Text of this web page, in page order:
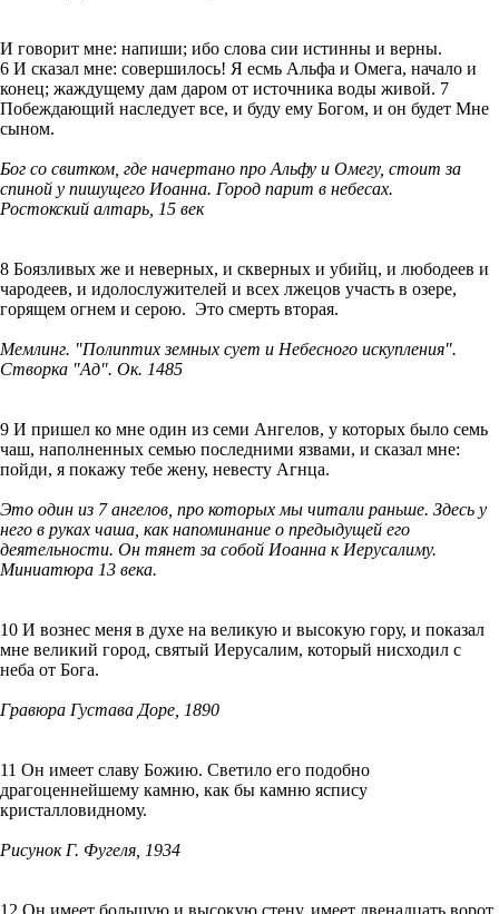
И говорит мне: напиши; ибо слова сии истинны и верны.
6 И сказал мне: совершилось! Я есмь Альфа и Омега, начало и
конец; жаждущему дам даром от источника воды живой. 7
Побеждающий наследует все, и буду ему Богом, и он будет Мне
сыном.
Бог со свитком, где начертано про Альфу и Омегу, стоит за
спиной у пишущего Иоанна. Город парит в небесах.
Ростокский алтарь, 15 век
8 Боязливых же и неверных, и скверных и убийц, и любодеев и
чародеев, и идолослужителей и всех лжецов участь в озере,
горящем огнем и серою. Это смерть вторая.
Мемлинг. "Полиптих земных сует и Небесного искупления".
Створка "Ад". Ок. 1485
9 И пришел ко мне один из семи Ангелов, у которых было семь
чаш, наполненных семью последними язвами, и сказал мне:
пойди, я покажу тебе жену, невесту Агнца.
Это один из 7 ангелов, про которых мы читали раньше. Здесь у
него в руках чаша, как напоминание о предыдущей его
деятельности. Он тянет за собой Иоанна к Иерусалиму.
Миниатюра 13 века.
10 И вознес меня в духе на великую и высокую гору, и показал
мне великий город, святый Иерусалим, который нисходил с
неба от Бога.
Гравюра Густава Доре, 1890
11 Он имеет славу Божию. Светило его подобно
драгоценнейшему камню, как бы камню яспису
кристалловидному.
Рисунок Г. Фугеля, 1934
12 Он имеет большую и высокую стену, имеет двенадцать ворот